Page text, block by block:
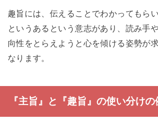
趣旨には、伝えることでわかってもら
というあるという意志があり、読み手
向性をとらえようと心を傾ける姿勢が
なります。
『主旨』と『趣旨』の使い分けの